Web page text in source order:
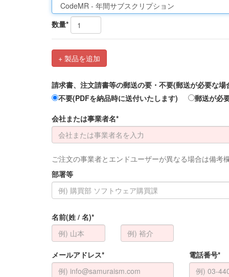
数量*
+ 製品を追加
請求書、注文請書等の郵送の要・不要(郵送が必要な
不要(PDFを納品時に送付いたします)
郵送が必
会社または事業者名*
ご注文の事業者とエンドユーザーが異なる場合は備
部署等
名前(姓 / 名)*
メールアドレス* 電話番号*